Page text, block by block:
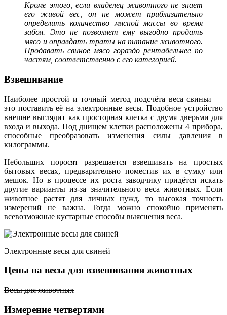
Кроме этого, если владелец животного не знает
его живой вес, он не может приблизительно
определить количество мясной массы во время
забоя. Это не позволяет ему выгодно продать
мясо и оправдать траты на питание животного.
Продавать свиное мясо гораздо рентабельнее по
частям, соответственно с его категорией.
Взвешивание
Наиболее простой и точный метод подсчёта веса свиньи —
это поставить её на электронные весы. Подобное устройство
внешне выглядит как просторная клетка с двумя дверьми для
входа и выхода. Под днищем клетки расположены 4 прибора,
способные преобразовать изменения силы давления в
килограммы.
Небольших поросят разрешается взвешивать на простых
бытовых весах, предварительно поместив их в сумку или
мешок. Но в процессе их роста заводчику придётся искать
другие варианты из-за значительного веса животных. Если
животное растят для личных нужд, то высокая точность
измерений не важна. Тогда можно спокойно применять
всевозможные кустарные способы выяснения веса.
Электронные весы для свиней
Цены на весы для взвешивания животных
Весы для животных
Измерение четвертями